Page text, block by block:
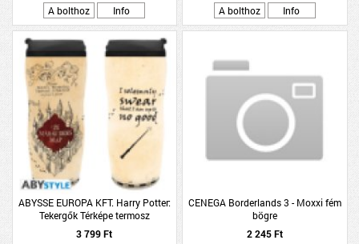
A bolthoz Info A bolthoz Info
ABYSSE EUROPA KFT. Harry Potter:
Tekergők Térképe termosz
(Kiegészítők/Relikviák)
3 799 Ft
CENEGA Borderlands 3 - Moxxi fém
bögre
2 245 Ft